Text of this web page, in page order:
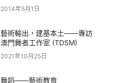
2014年5月1日
藝術輸出，建基本土——專訪
澳門舞者工作室 (TDSM)
2021年10月25日
舞蹈——藝術教育